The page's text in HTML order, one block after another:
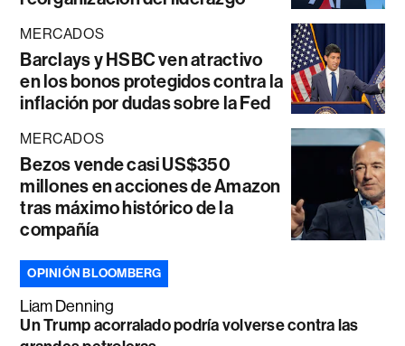
MERCADOS
Barclays y HSBC ven atractivo
en los bonos protegidos contra la
inflación por dudas sobre la Fed
MERCADOS
Bezos vende casi US$350
millones en acciones de Amazon
tras máximo histórico de la
compañía
OPINIÓN BLOOMBERG
Liam Denning
Un Trump acorralado podría volverse contra las